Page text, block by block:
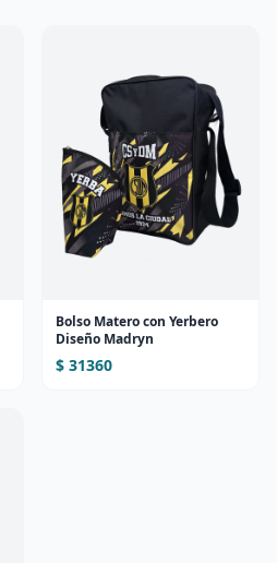
Bolso Matero con Yerbero
Diseño Madryn
$ 31360